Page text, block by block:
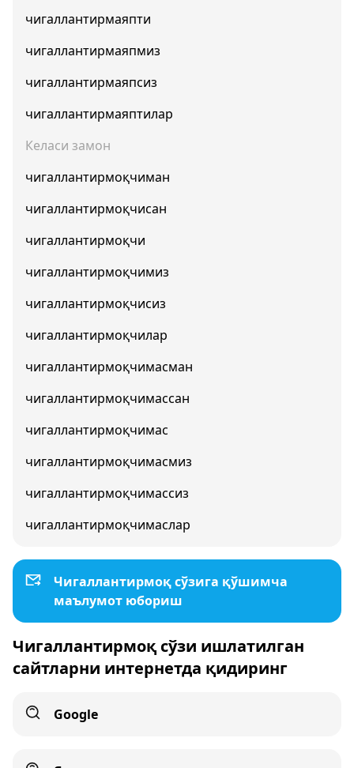
чигаллантирмаяпти
чигаллантирмаяпмиз
чигаллантирмаяпсиз
чигаллантирмаяптилар
Келаси замон
чигаллантирмоқчиман
чигаллантирмоқчисан
чигаллантирмоқчи
чигаллантирмоқчимиз
чигаллантирмоқчисиз
чигаллантирмоқчилар
чигаллантирмоқчимасман
чигаллантирмоқчимассан
чигаллантирмоқчимас
чигаллантирмоқчимасмиз
чигаллантирмоқчимассиз
чигаллантирмоқчимаслар
Чигаллантирмоқ сўзига қўшимча
маълумот юбориш
Чигаллантирмоқ сўзи ишлатилган
сайтларни интернетда қидиринг
Google